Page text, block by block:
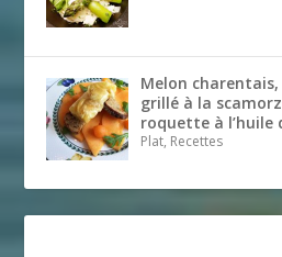
Melon
grillé à la
roquette à l’huile
Plat, Recettes